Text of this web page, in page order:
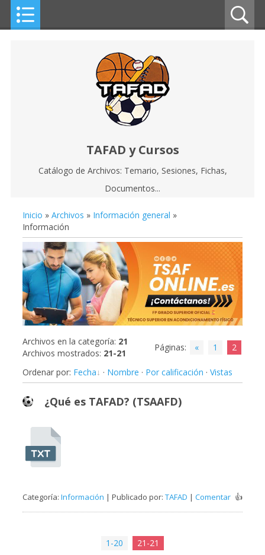
TAFAD y Cursos
Catálogo de Archivos: Temario, Sesiones, Fichas,
Documentos...
Inicio » Archivos » Información general »
Información
Archivos en la categoría: 21
Archivos mostrados: 21-21
Páginas: « 1 2
Ordenar por: Fecha · Nombre · Por calificación · Vistas
¿Qué es TAFAD? (TSAAFD)
👍
Categoría: Información | Publicado por: TAFAD | Comentar
1-20 21-21